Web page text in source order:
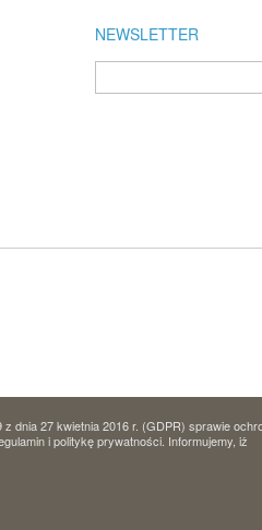
NEWSLETTER
dnia 27 kwietnia 2016 r. (GDPR) sprawie
i politykę prywatności. Informujemy, iż